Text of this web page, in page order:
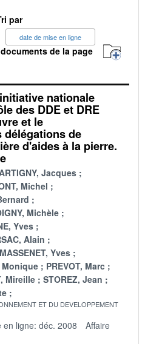
par
date de mise en ligne
de la page
nationale
des DDE et DRE
et le
de
d'aides à la pierre.
Jacques
Michel
Michèle
Yves
Alain
MASSENET, Yves
Monique
PREVOT, Marc
Mireille
STOREZ, Jean
ET DU DEVELOPPEMENT
en ligne: déc. 2008
Affaire